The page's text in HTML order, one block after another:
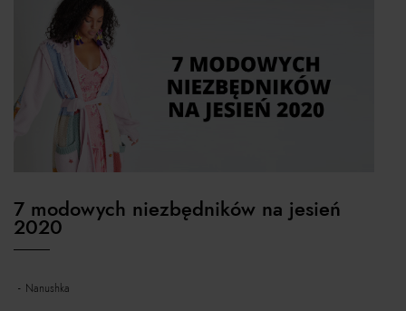
7 modowych niezbędników na jesień
2020
nanushka